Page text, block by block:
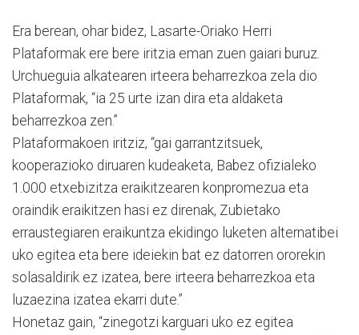
Era berean, ohar bidez, Lasarte-Oriako Herri
Plataformak ere bere iritzia eman zuen gaiari buruz.
Urchueguia alkatearen irteera beharrezkoa zela dio
Plataformak, “ia 25 urte izan dira eta aldaketa
beharrezkoa zen.”
Plataformakoen iritziz, “gai garrantzitsuek,
kooperazioko diruaren kudeaketa, Babez ofizialeko
1.000 etxebizitza eraikitzearen konpromezua eta
oraindik eraikitzen hasi ez direnak, Zubietako
erraustegiaren eraikuntza ekidingo luketen alternatibei
uko egitea eta bere ideiekin bat ez datorren ororekin
solasaldirik ez izatea, bere irteera beharrezkoa eta
luzaezina izatea ekarri dute.”
Honetaz gain, “zinegotzi karguari uko ez egitea